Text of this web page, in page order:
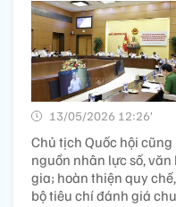
13/05/2026 12:26’
Chủ tịch Quốc hội
nguồn nhân lực số,
gia; hoàn thiện quy
bộ tiêu chí đánh giá